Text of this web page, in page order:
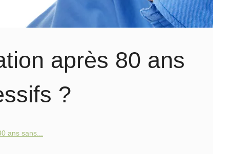
après 80 ans
?
ans sans...